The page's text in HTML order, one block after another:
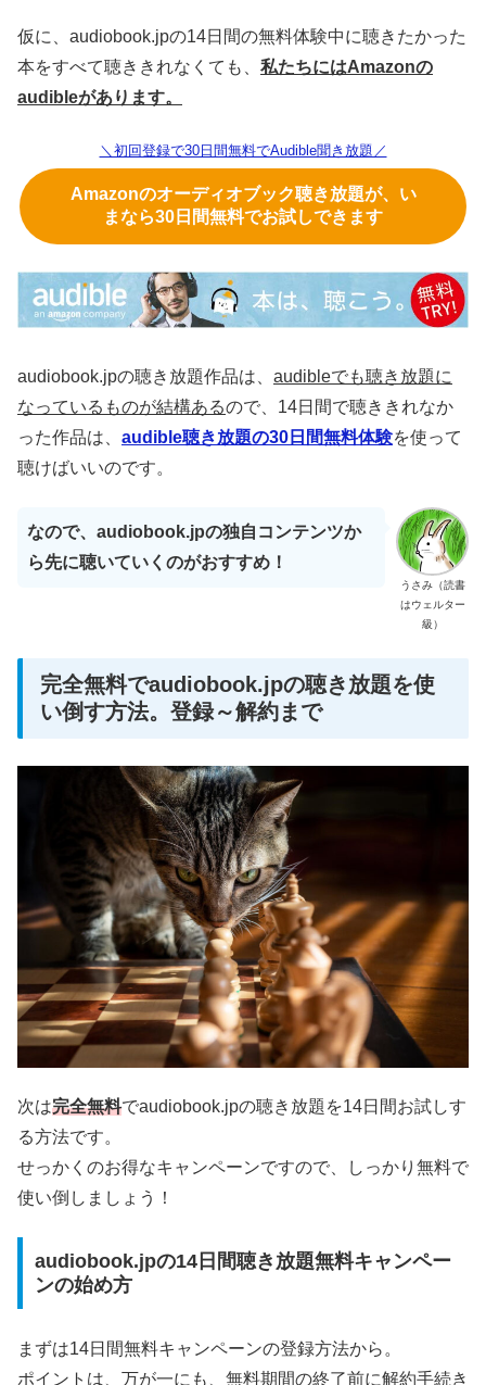
仮に、audiobook.jpの14日間の無料体験中に聴きたかった
本をすべて聴ききれなくても、 私たちにはAmazonの
audibleがあります。
＼初回登録で30日間無料でAudible聞き放題／
Amazonのオーディオブック聴き放題が、い
まなら30日間無料でお試しできます
audiobook.jpの聴き放題作品は、 audibleでも聴き放題に
なっているものが結構あるので、14日間で聴ききれなか
った作品は、 audible聴き放題の30日間無料体験を使って
聴けばいいのです。
うさみ（読書
はウェルター
級）
なので、audiobook.jpの独自コンテンツか
ら先に聴いていくのがおすすめ！
完全無料でaudiobook.jpの聴き放題を使
い倒す方法。登録～解約まで
次は完全無料でaudiobook.jpの聴き放題を14日間お試しす
る方法です。
せっかくのお得なキャンペーンですので、しっかり無料で
使い倒しましょう！
audiobook.jpの14日間聴き放題無料キャンペー
ンの始め方
まずは14日間無料キャンペーンの登録方法から。
ポイントは、万が一にも、無料期間の終了前に解約手続き